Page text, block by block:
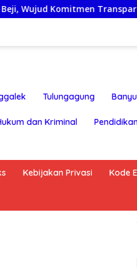
Transparansi
Tulungagung
dan Kriminal
Kebijakan Privasi Kode